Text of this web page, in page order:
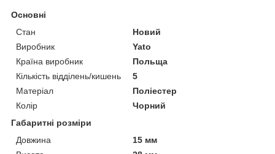
Основні
Стан
Новий
Виробник
Yato
Країна виробник
Польща
Кількість відділень/кишень
5
Матеріал
Поліестер
Колір
Чорний
Габаритні розміри
Довжина
15 мм